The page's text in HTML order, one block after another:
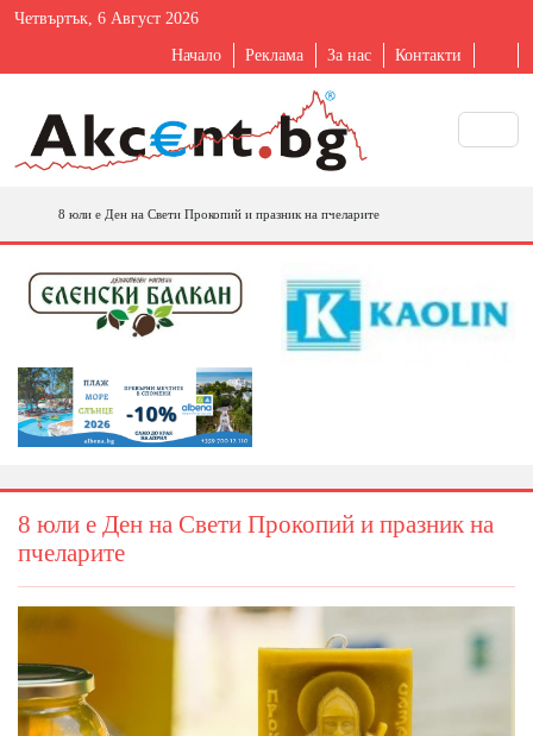
Четвъртък, 6 Август 2026
Начало Реклама За нас Контакти
8 юли e Ден на Свети Прокопий и празник на пчеларите
8 юли e Ден на Свети Прокопий и празник на
пчеларите